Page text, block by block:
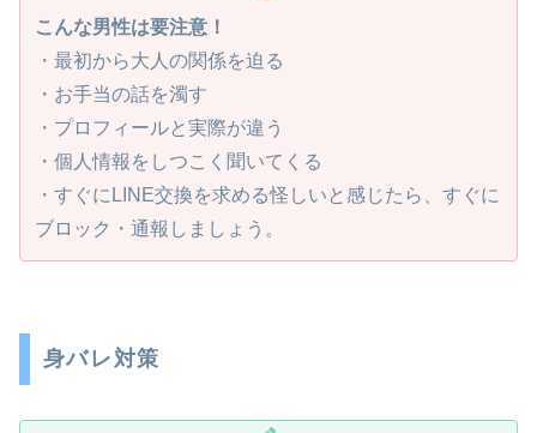
こんな男性は要注意！
・最初から大人の関係を迫る
・お手当の話を濁す
・プロフィールと実際が違う
・個人情報をしつこく聞いてくる
・すぐにLINE交換を求める怪しいと感じたら、すぐに
ブロック・通報しましょう。
身バレ対策